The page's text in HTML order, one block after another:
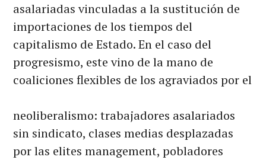
asalariadas vinculadas a la sustitución de
importaciones de los tiempos del
capitalismo de Estado. En el caso del
progresismo, este vino de la mano de
coaliciones flexibles de los agraviados por el
neoliberalismo: trabajadores asalariados
sin sindicato, clases medias desplazadas
por las elites management, pobladores